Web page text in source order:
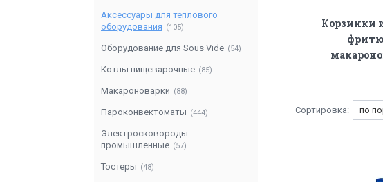
Корзинки
Аксессуары для теплового
оборудования
105
Оборудование для Sous Vide 54
Котлы пищеварочные 85
Макароноварки 88
Пароконвектоматы 444
Электросковороды
промышленные
57
Тостеры 48